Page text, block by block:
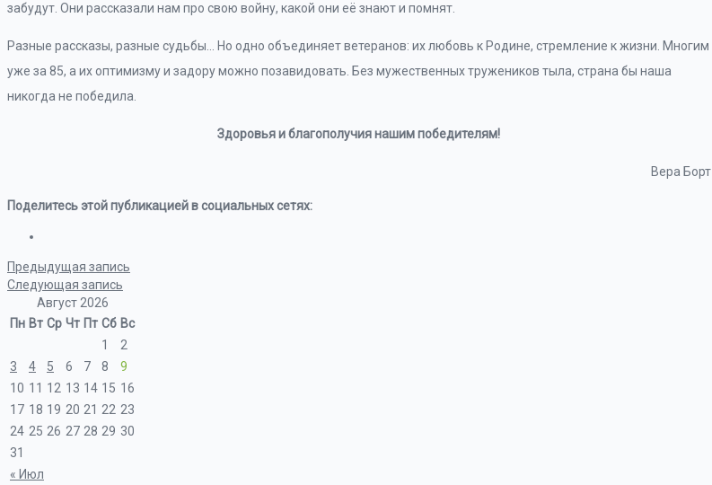
забудут. Они рассказали нам про свою войну, какой они её знают и помнят.
Разные рассказы, разные судьбы… Но одно объединяет ветеранов: их любовь к Родине, стремление к жизни. Многим
уже за 85, а их оптимизму и задору можно позавидовать. Без мужественных тружеников тыла, страна бы наша
никогда не победила.
Здоровья и благополучия нашим победителям!
Вера Борт
Поделитесь этой публикацией в социальных сетях:
Предыдущая запись
Следующая запись
Август 2026
Пн Вт Ср Чт Пт Сб Вс
« Июл
1
2
3
4 5 6 7 8
9
10 11 12 13 14 15 16
17 18 19 20 21 22 23
24 25 26 27 28 29 30
31